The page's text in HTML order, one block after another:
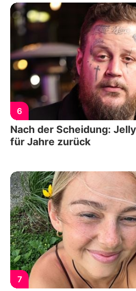
6
Nach der Scheidung:
für Jahre zurück
7